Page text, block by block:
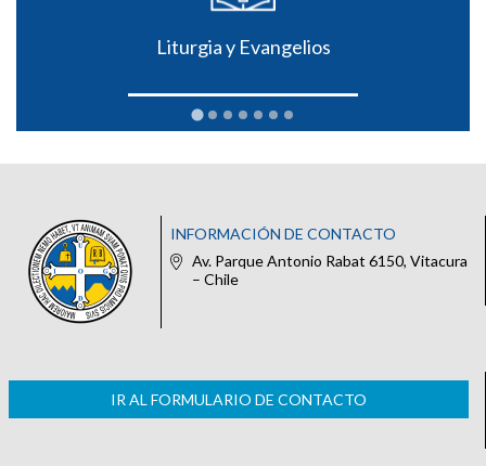
Liturgia y Evangelios
INFORMACIÓN DE CONTACTO
Av. Parque Antonio Rabat 6150, Vitacura
– Chile
IR AL FORMULARIO DE CONTACTO